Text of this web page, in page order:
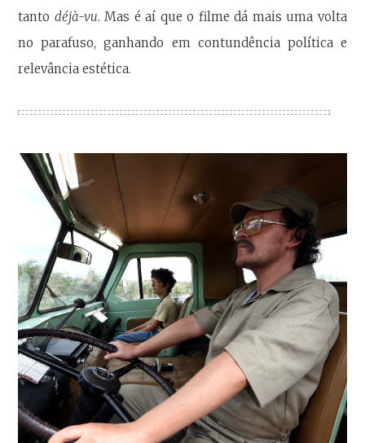
tanto déjà-vu. Mas é aí que o filme dá mais uma volta
no parafuso, ganhando em contundência política e
relevância estética.